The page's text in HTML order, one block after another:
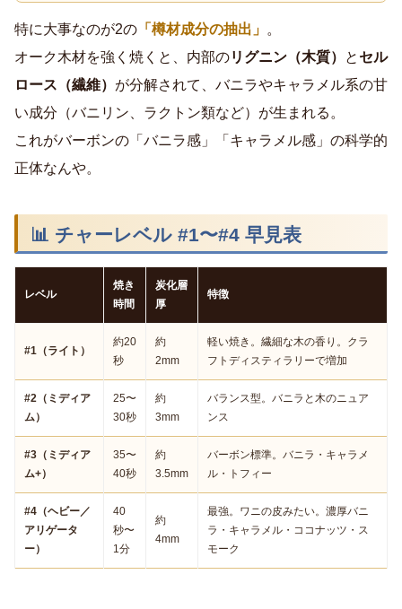
特に大事なのが2の 「樽材成分の抽出」 。
オーク木材を強く焼くと、内部のリグニン（木質） と セル
ロース（繊維） が分解されて、バニラやキャラメル系の甘
い成分（バニリン、ラクトン類など）が生まれる。
これがバーボンの「バニラ感」「キャラメル感」の科学的
正体なんや。
📊 チャーレベル #1〜#4 早見表
レベル
焼き
時間
炭化層
厚
特徴
#1（ライト）
約20
秒
約
2mm
軽い焼き。繊細な木の香り。クラ
フトディスティラリーで増加
#2（ミディア
ム）
25〜
30秒
約
3mm
バランス型。バニラと木のニュア
ンス
#3（ミディア
ム+）
35〜
40秒
約
3.5mm
バーボン標準。バニラ・キャラメ
ル・トフィー
#4（ヘビー／
アリゲータ
ー）
40
秒〜
1分
約
4mm
最強。ワニの皮みたい。濃厚バニ
ラ・キャラメル・ココナッツ・ス
モーク